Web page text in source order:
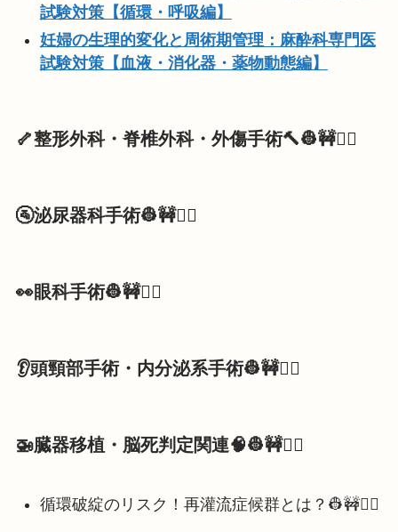
試験対策【循環・呼吸編】
妊婦の生理的変化と周術期管理：麻酔科専門医
試験対策【血液・消化器・薬物動態編】
🦴整形外科・脊椎外科・外傷手術🔨👷🚧👷‍♀️
🚰泌尿器科手術👷🚧👷‍♀️
👀眼科手術👷🚧👷‍♀️
👂頭頸部手術・内分泌系手術👷🚧👷‍♀️
🚁臓器移植・脳死判定関連🧠👷🚧👷‍♀️
循環破綻のリスク！再灌流症候群とは？👷🚧👷‍♀️